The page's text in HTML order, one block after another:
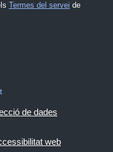
Termes del servei de
de dades
web